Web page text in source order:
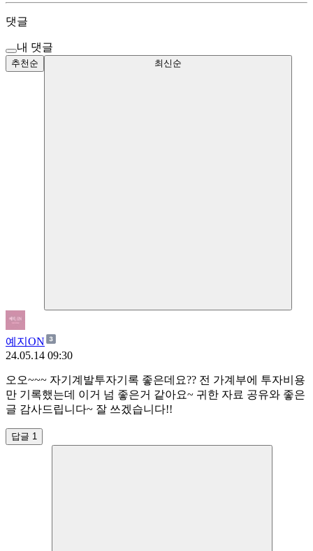
댓글
내 댓글
추천순 최신순
예지ON
24.05.14 09:30
오오~~~ 자기계발투자기록 좋은데요?? 전 가계부에 투자비용
만 기록했는데 이거 넘 좋은거 같아요~ 귀한 자료 공유와 좋은
글 감사드립니다~ 잘 쓰겠습니다!!
답글 1